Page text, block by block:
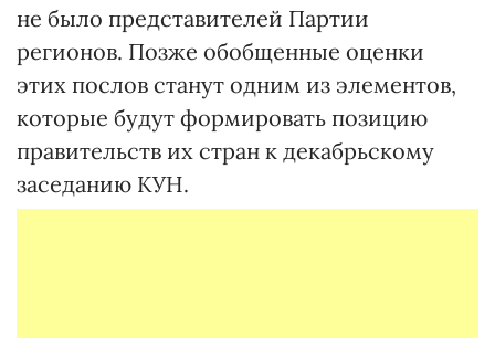
не было представителей Партии
регионов. Позже обобщенные оценки
этих послов станут одним из элементов,
которые будут формировать позицию
правительств их стран к декабрь­скому
заседанию КУН.